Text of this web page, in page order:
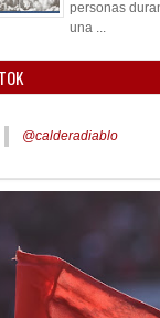
personas
una ...
@calderadiablo